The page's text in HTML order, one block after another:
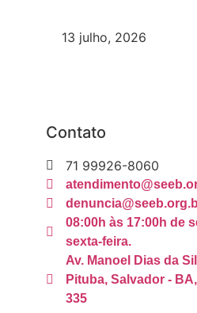
13 julho, 2026
Contato
71 99926-8060
08:00h às 17:00h de
sexta-feira.
Av. Manoel Dias da
Pituba, Salvador -
335